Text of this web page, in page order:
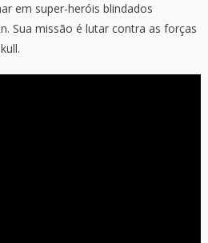
em super-heróis blindados
Sua missão é lutar contra as forças